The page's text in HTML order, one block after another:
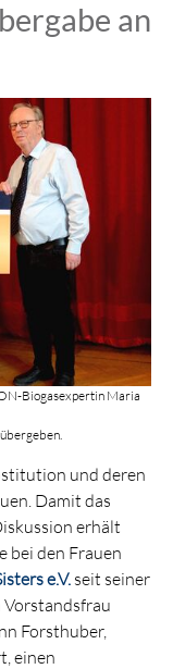
an
Biogasexpertin Maria
und deren
Damit das
erhält
bei den Frauen
e.V.seit seiner
Vorstandsfrau
Forsthuber,
einen